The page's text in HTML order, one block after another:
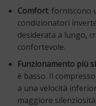
Comfort: forniscono
condizionatori
desiderata a lungo,
confortevole.
Funzionamento più
è basso. Il
a una velocità
maggiore